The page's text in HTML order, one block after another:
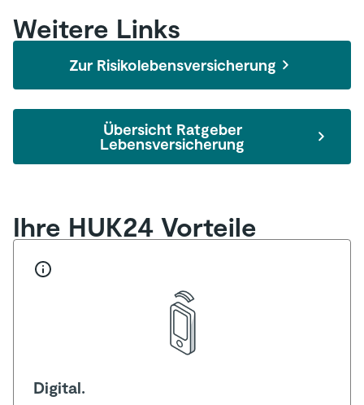
Weitere Links
Zur Risikolebensversicherung
Übersicht Ratgeber
Lebensversicherung
Ihre HUK24 Vorteile
Digital.